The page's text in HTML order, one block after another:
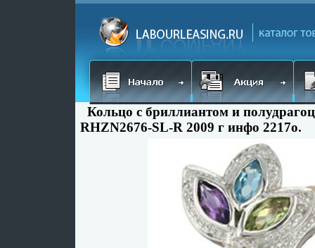
Кольцо с бриллиантом и
RHZN2676-SL-R 2009 г инфо 2217o.